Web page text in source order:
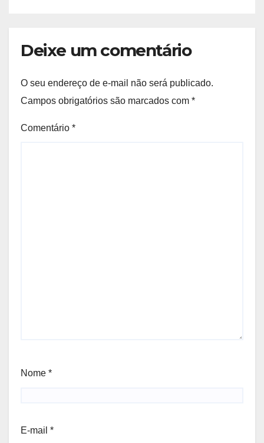
Deixe um comentário
O seu endereço de e-mail não será publicado.
Campos obrigatórios são marcados com *
Comentário *
Nome *
E-mail *